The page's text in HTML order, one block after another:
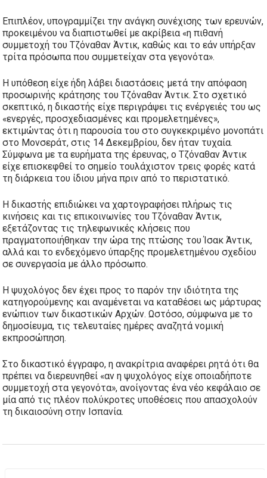
Επιπλέον, υπογραμμίζει την ανάγκη συνέχισης των ερευνών,
προκειμένου να διαπιστωθεί με ακρίβεια «η πιθανή
συμμετοχή του Τζόναθαν Άντικ, καθώς και το εάν υπήρξαν
τρίτα πρόσωπα που συμμετείχαν στα γεγονότα».
Η υπόθεση είχε ήδη λάβει διαστάσεις μετά την απόφαση
προσωρινής κράτησης του Τζόναθαν Άντικ. Στο σχετικό
σκεπτικό, η δικαστής είχε περιγράψει τις ενέργειές του ως
«ενεργές, προσχεδιασμένες και προμελετημένες»,
εκτιμώντας ότι η παρουσία του στο συγκεκριμένο μονοπάτι
στο Μονσεράτ, στις 14 Δεκεμβρίου, δεν ήταν τυχαία.
Σύμφωνα με τα ευρήματα της έρευνας, ο Τζόναθαν Άντικ
είχε επισκεφθεί το σημείο τουλάχιστον τρεις φορές κατά
τη διάρκεια του ίδιου μήνα πριν από το περιστατικό.
Η δικαστής επιδιώκει να χαρτογραφήσει πλήρως τις
κινήσεις και τις επικοινωνίες του Τζόναθαν Άντικ,
εξετάζοντας τις τηλεφωνικές κλήσεις που
πραγματοποιήθηκαν την ώρα της πτώσης του Ίσακ Άντικ,
αλλά και το ενδεχόμενο ύπαρξης προμελετημένου σχεδίου
σε συνεργασία με άλλο πρόσωπο.
Η ψυχολόγος δεν έχει προς το παρόν την ιδιότητα της
κατηγορούμενης και αναμένεται να καταθέσει ως μάρτυρας
ενώπιον των δικαστικών Αρχών. Ωστόσο, σύμφωνα με το
δημοσίευμα, τις τελευταίες ημέρες αναζητά νομική
εκπροσώπηση.
Στο δικαστικό έγγραφο, η ανακρίτρια αναφέρει ρητά ότι θα
πρέπει να διερευνηθεί «αν η ψυχολόγος είχε οποιαδήποτε
συμμετοχή στα γεγονότα», ανοίγοντας ένα νέο κεφάλαιο σε
μία από τις πλέον πολύκροτες υποθέσεις που απασχολούν
τη δικαιοσύνη στην Ισπανία.